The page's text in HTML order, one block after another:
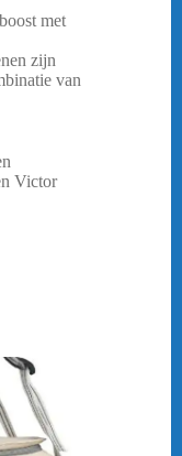
met
zijn
van
Victor